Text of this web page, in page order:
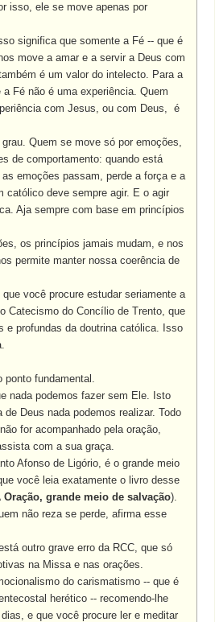
isso, ele se move apenas por
significa que somente a Fé -- que é
move a amar e a servir a Deus com
é um valor do intelecto. Para a
Fé não é uma experiência. Quem
com Jesus, ou com Deus, é
Quem se move só por emoções,
de comportamento: quando está
emoções passam, perde a força e a
católico deve sempre agir. E o agir
Aja sempre com base em princípios
os princípios jamais mudam, e nos
permite manter nossa coerência de
você procure estudar seriamente a
Catecismo do Concílio de Trento, que
e profundas da doutrina católica. Isso
fundamental.
nada podemos fazer sem Ele. Isto
Deus nada podemos realizar. Todo
for acompanhado pela oração,
com a sua graça.
Afonso de Ligório, é o grande meio
você leia exatamente o livro desse
Oração, grande meio de salvação).
não reza se perde, afirma esse
outro grave erro da RCC, que só
na Missa e nas orações.
do carismatismo -- que é
herético -- recomendo-lhe
e que você procure ler e meditar